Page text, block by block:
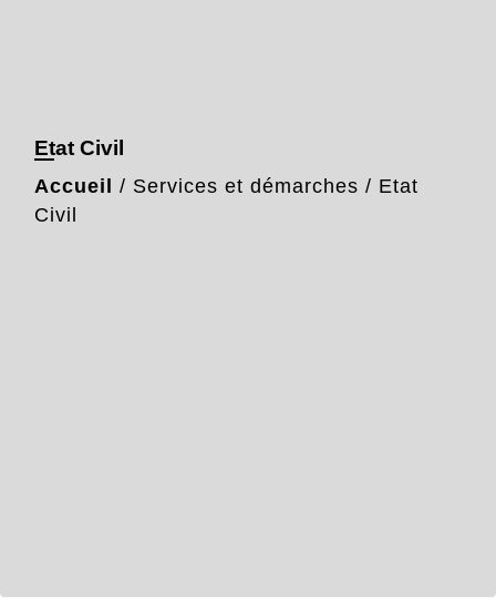
Etat Civil
Accueil / Services et démarches / Etat
Civil